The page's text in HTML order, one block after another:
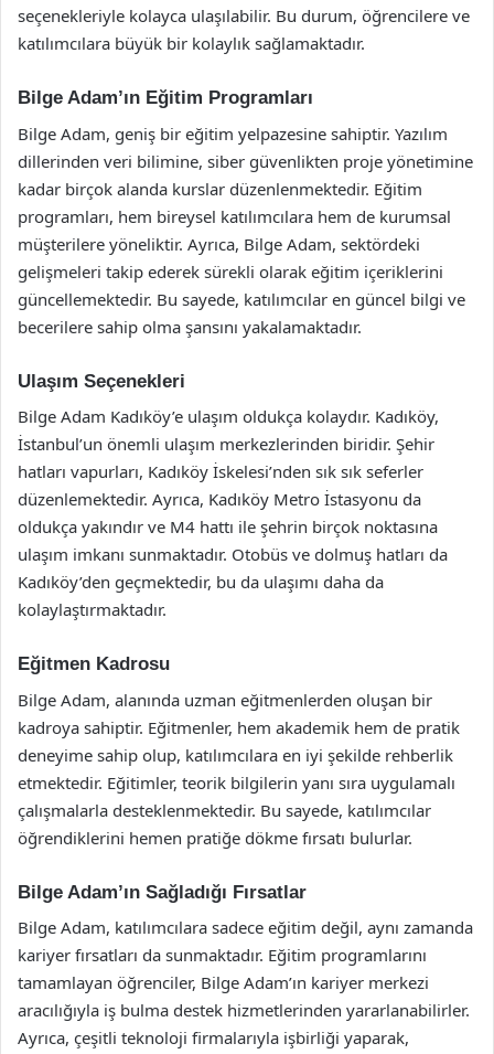
seçenekleriyle kolayca ulaşılabilir. Bu durum, öğrencilere ve
katılımcılara büyük bir kolaylık sağlamaktadır.
Bilge Adam’ın Eğitim Programları
Bilge Adam, geniş bir eğitim yelpazesine sahiptir. Yazılım
dillerinden veri bilimine, siber güvenlikten proje yönetimine
kadar birçok alanda kurslar düzenlenmektedir. Eğitim
programları, hem bireysel katılımcılara hem de kurumsal
müşterilere yöneliktir. Ayrıca, Bilge Adam, sektördeki
gelişmeleri takip ederek sürekli olarak eğitim içeriklerini
güncellemektedir. Bu sayede, katılımcılar en güncel bilgi ve
becerilere sahip olma şansını yakalamaktadır.
Ulaşım Seçenekleri
Bilge Adam Kadıköy’e ulaşım oldukça kolaydır. Kadıköy,
İstanbul’un önemli ulaşım merkezlerinden biridir. Şehir
hatları vapurları, Kadıköy İskelesi’nden sık sık seferler
düzenlemektedir. Ayrıca, Kadıköy Metro İstasyonu da
oldukça yakındır ve M4 hattı ile şehrin birçok noktasına
ulaşım imkanı sunmaktadır. Otobüs ve dolmuş hatları da
Kadıköy’den geçmektedir, bu da ulaşımı daha da
kolaylaştırmaktadır.
Eğitmen Kadrosu
Bilge Adam, alanında uzman eğitmenlerden oluşan bir
kadroya sahiptir. Eğitmenler, hem akademik hem de pratik
deneyime sahip olup, katılımcılara en iyi şekilde rehberlik
etmektedir. Eğitimler, teorik bilgilerin yanı sıra uygulamalı
çalışmalarla desteklenmektedir. Bu sayede, katılımcılar
öğrendiklerini hemen pratiğe dökme fırsatı bulurlar.
Bilge Adam’ın Sağladığı Fırsatlar
Bilge Adam, katılımcılara sadece eğitim değil, aynı zamanda
kariyer fırsatları da sunmaktadır. Eğitim programlarını
tamamlayan öğrenciler, Bilge Adam’ın kariyer merkezi
aracılığıyla iş bulma destek hizmetlerinden yararlanabilirler.
Ayrıca, çeşitli teknoloji firmalarıyla işbirliği yaparak,